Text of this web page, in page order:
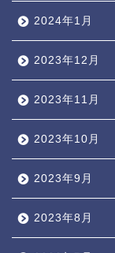
2024年1月
2023年12月
2023年11月
2023年10月
2023年9月
2023年8月